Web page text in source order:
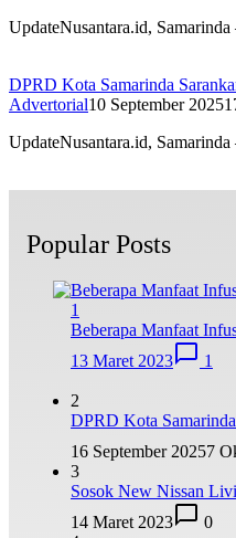
UpdateNusantara.id,
DPRD Kota Samarinda
Advertorial10 September 2025
UpdateNusantara.id,
Popular Posts
1
Beberapa Manfaat
13 Maret 2023
1
2
DPRD Kota
16 September 20257
3
Sosok New Nissan
14 Maret 2023
0